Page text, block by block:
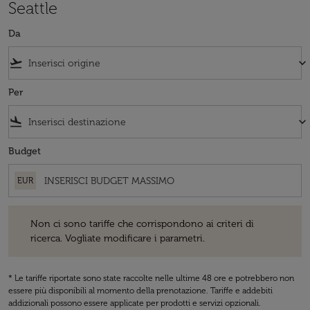
Seattle
Da
flight_takeoff keyboard_arrow_down
Per
flight_land keyboard_arrow_down
Budget
EUR
Non ci sono tariffe che corrispondono ai criteri di
ricerca. Vogliate modificare i parametri.
* Le tariffe riportate sono state raccolte nelle ultime 48 ore e potrebbero non
essere più disponibili al momento della prenotazione. Tariffe e addebiti
addizionali possono essere applicate per prodotti e servizi opzionali.